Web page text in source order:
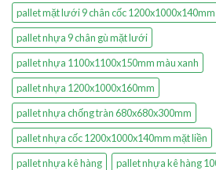
pallet mặt lưới 9 chân cốc 1200x1000x140mm
pallet nhựa 9 chân gù mặt lưới
pallet nhựa 1100x1100x150mm màu xanh
pallet nhựa 1200x1000x160mm
pallet nhựa chống tràn 680x680x300mm
pallet nhựa cốc 1200x1000x140mm mặt liền
pallet nhựa kê hàng
pallet nhựa kê hàng